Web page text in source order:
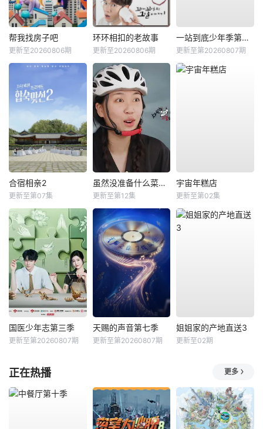
帮我找房子吧
更新至20260806期
环环相扣的老故事
更新至20260806期
一站到底少年季第二季
更新至第20260807期
合宿相亲2
更新至第07集
虽然没准备什么菜第四季
更新至第12集
宇宙年糕店
更新至第02集
国医少年志第三季
更新至第20260807期
天赐的声音第七季
更新至第20260807期
姐姐家的产地直送3
更新至02期
正在热播 更多